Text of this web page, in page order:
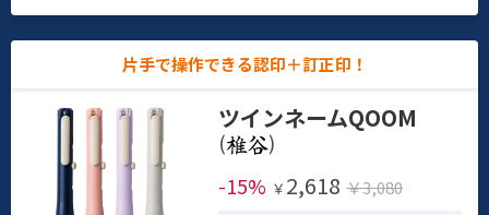
片手で操作できる認印＋訂正印！
ツインネームQOOM
(
)
-15% ￥ 2,618 ￥3,080